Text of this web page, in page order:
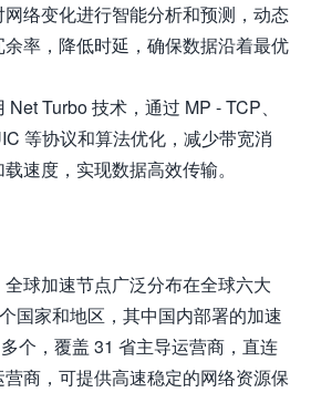
络变化进行智能分析和预测，动态
率，降低时延，确保数据沿着最优
Net Turbo 技术，通过 MP - TCP、
等协议和算法优化，减少带宽消
速度，实现数据高效传输。
全球加速节点广泛分布在全球六大
国家和地区，其中国内部署的加速
个，覆盖 31 省主导运营商，直连
商，可提供高速稳定的网络资源保